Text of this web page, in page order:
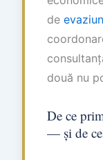
de
două nu
De ce
— și de